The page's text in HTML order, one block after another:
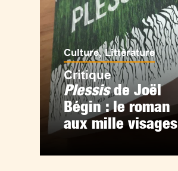
Culture,Littérature
Critique
Plessisde Joël
Bégin : le roman
aux mille visages